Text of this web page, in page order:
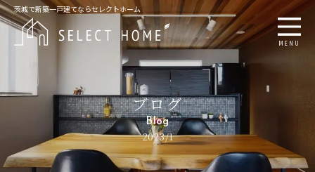
茨城で新築一戸建てならセレクトホーム
MENU
ブログ
Blog
2023/1